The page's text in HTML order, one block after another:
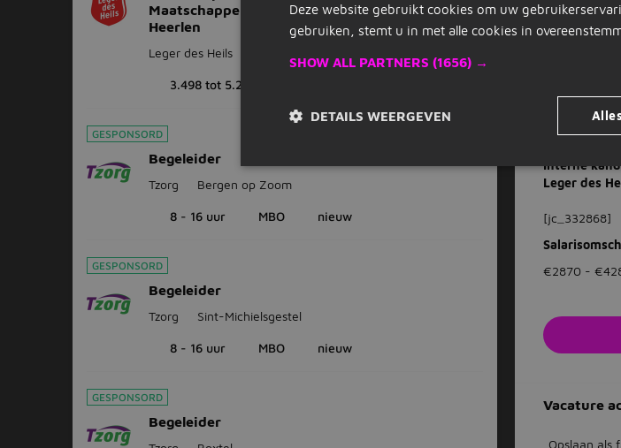
Maatschappelijke Opvang Volwassenen |
Heerlen
Leger des Heils
3.498 tot 5.216
GESPONSORD
Begeleider
Tzorg Bergen op Zoom
8 - 16 uur MBO nieuw
GESPONSORD
Begeleider
Tzorg Sint-Michielsgestel
8 - 16 uur MBO nieuw
GESPONSORD
Begeleider
Vanaf
opvang is
Zie jij jezelf
de button
Interne
Leger des
[jc_332868]
€2870 -
Vacature
Opslaan als
Deze website gebruikt cookies om uw
gebruiken, stemt u in met alle cookies in
SHOW ALL PARTNERS (1656) →
DETAILS WEERGEVEN